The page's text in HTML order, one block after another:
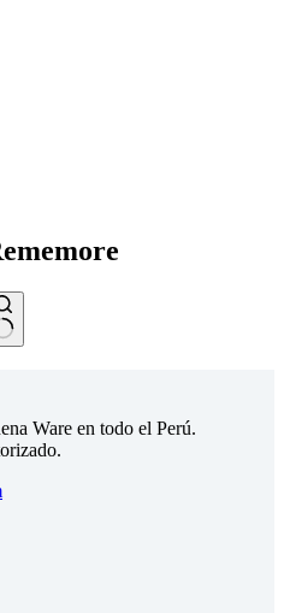
Ware en todo el Perú.